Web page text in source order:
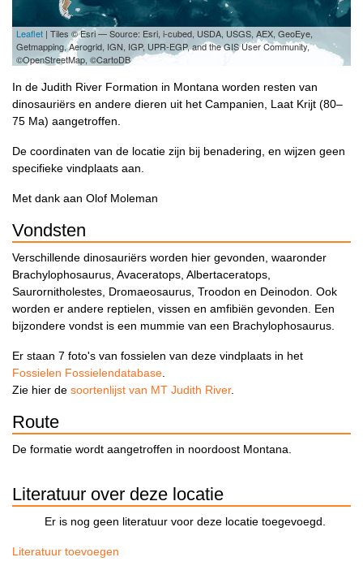
Leaflet | Tiles © Esri — Source: Esri, i-cubed, USDA, USGS, AEX, GeoEye,
Getmapping, Aerogrid, IGN, IGP, UPR-EGP, and the GIS User Community,
©OpenStreetMap, ©CartoDB
In de Judith River Formation in Montana worden resten van
dinosauriërs en andere dieren uit het Campanien, Laat Krijt (80–
75 Ma) aangetroffen.
De coordinaten van de locatie zijn bij benadering, en wijzen geen
specifieke vindplaats aan.
Met dank aan Olof Moleman
Vondsten
Verschillende dinosauriërs worden hier gevonden, waaronder
Brachylophosaurus, Avaceratops, Albertaceratops,
Saurornitholestes, Dromaeosaurus, Troodon en Deinodon. Ook
worden er andere reptielen, vissen en amfibiën gevonden. Een
bijzondere vondst is een mummie van een Brachylophosaurus.
Er staan 7 foto's van fossielen van deze vindplaats in het
Fossielen Fossielendatabase.
Zie hier de soortenlijst van MT Judith River.
Route
De formatie wordt aangetroffen in noordoost Montana.
Literatuur over deze locatie
Er is nog geen literatuur voor deze locatie toegevoegd.
Literatuur toevoegen